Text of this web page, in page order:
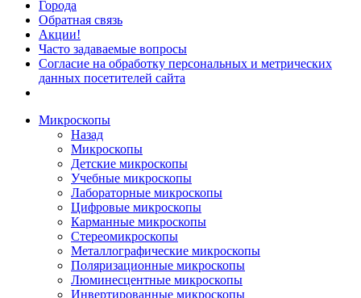
Города
Обратная связь
Акции!
Часто задаваемые вопросы
Согласие на обработку персональных и метрических
данных посетителей сайта
Микроскопы
Назад
Микроскопы
Детские микроскопы
Учебные микроскопы
Лабораторные микроскопы
Цифровые микроскопы
Карманные микроскопы
Стереомикроскопы
Металлографические микроскопы
Поляризационные микроскопы
Люминесцентные микроскопы
Инвертированные микроскопы